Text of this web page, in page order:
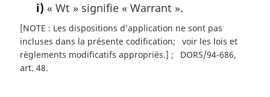
i) « Wt » signifie « Warrant ».
[NOTE : Les dispositions d’application ne sont pas
incluses dans la présente codification
voir les lois et
règlements modificatifs appropriés.]
DORS/94-686,
art. 48